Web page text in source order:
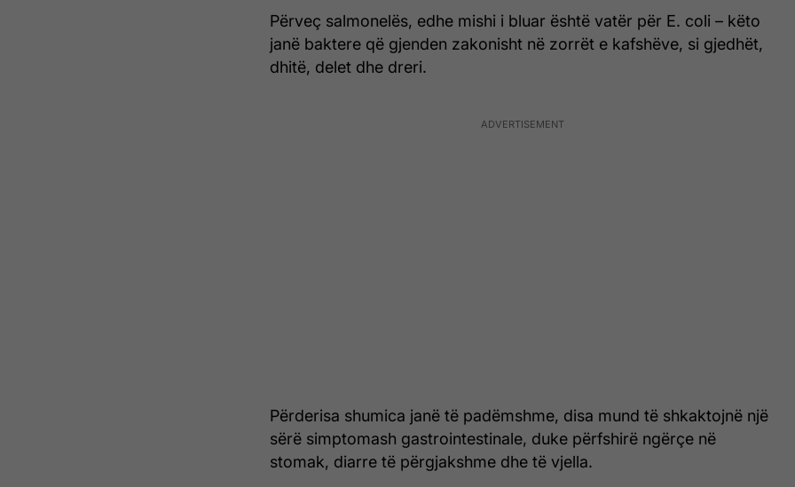
Përveç salmonelës, edhe mishi i bluar është vatër për E. coli – këto
janë baktere që gjenden zakonisht në zorrët e kafshëve, si gjedhët,
dhitë, delet dhe dreri.
Përderisa shumica janë të padëmshme, disa mund të shkaktojnë një
sërë simptomash gastrointestinale, duke përfshirë ngërçe në
stomak, diarre të përgjakshme dhe të vjella.